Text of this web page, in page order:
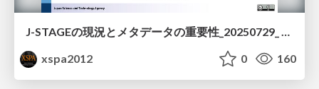
J-STAGEの現況とメタデータの重要性_20250729_ Japan Science and Technology Agency
xspa2012
0 160